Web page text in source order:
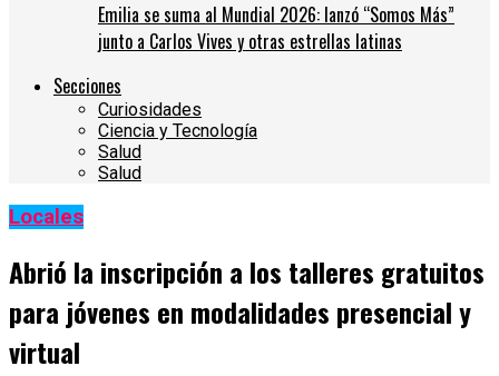
Emilia se suma al Mundial 2026: lanzó “Somos Más”
junto a Carlos Vives y otras estrellas latinas
Secciones
Curiosidades
Ciencia y Tecnología
Salud
Salud
Locales
Abrió la inscripción a los talleres gratuitos
para jóvenes en modalidades presencial y
virtual